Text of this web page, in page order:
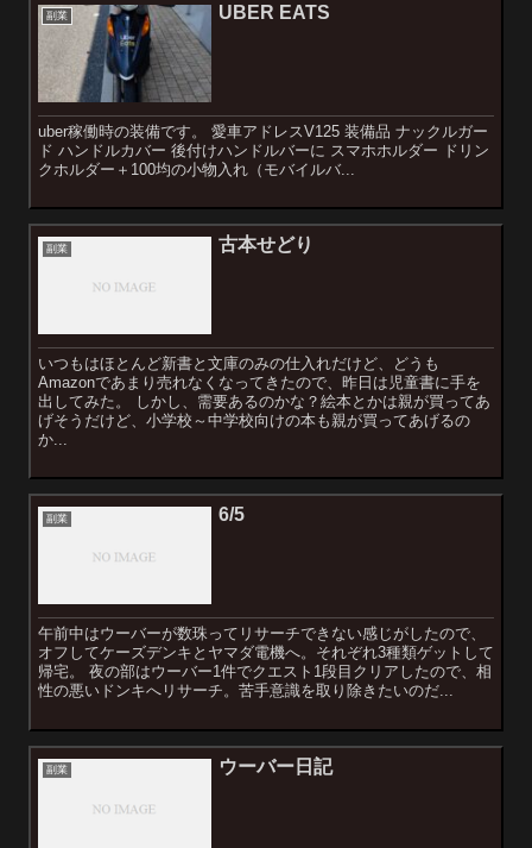
副業 UBER EATS
uber稼働時の装備です。 愛車アドレスV125 装備品 ナックルガー
ド ハンドルカバー 後付けハンドルバーに スマホホルダー ドリン
クホルダー＋100均の小物入れ（モバイルバ...
副業 古本せどり
いつもはほとんど新書と文庫のみの仕入れだけど、どうも
Amazonであまり売れなくなってきたので、昨日は児童書に手を
出してみた。 しかし、需要あるのかな？絵本とかは親が買ってあ
げそうだけど、小学校～中学校向けの本も親が買ってあげるの
か...
副業 6/5
午前中はウーバーが数珠ってリサーチできない感じがしたので、
オフしてケーズデンキとヤマダ電機へ。それぞれ3種類ゲットして
帰宅。 夜の部はウーバー1件でクエスト1段目クリアしたので、相
性の悪いドンキへリサーチ。苦手意識を取り除きたいのだ...
副業 ウーバー日記